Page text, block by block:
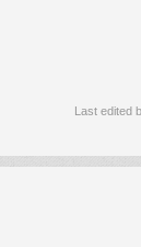
Last edited